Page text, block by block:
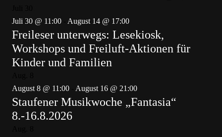
Juli 30 @ 11:00
August 14 @ 17:00
Freileser unterwegs: Lesekiosk,
Workshops und Freiluft-Aktionen für
Kinder und Familien
August 8 @ 11:00
August 16 @ 21:00
Staufener Musikwoche „Fantasia“
8.-16.8.2026